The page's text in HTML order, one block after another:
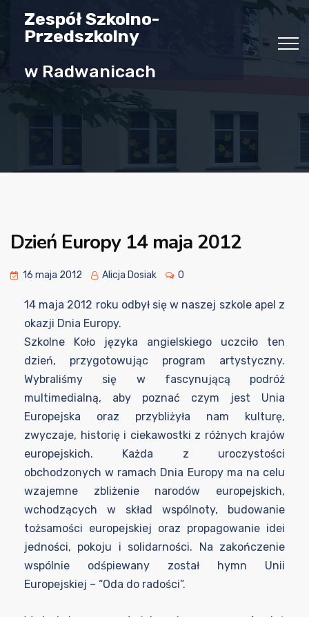
Zespół Szkolno-
Przedszkolny
w Radwanicach
Dzień Europy 14 maja 2012
16 maja 2012 Alicja Dosiak 0
14 maja 2012 roku odbył się w naszej szkole apel z
okazji Dnia Europy.
Szkolne Koło języka angielskiego uczciło ten
dzień, przygotowując program artystyczny.
Wybraliśmy się w fascynującą podróż
multimedialną, aby poznać czym jest Unia
Europejska oraz przybliżyła nam kulturę,
zwyczaje, historię i ciekawostki z różnych krajów
europejskich. Każda z uroczystości
obchodzonych w ramach Dnia Europy ma na celu
wzajemne zbliżenie narodów europejskich,
wchodzących w skład wspólnoty, budowanie
tożsamości europejskiej oraz propagowanie idei
jedności, pokoju i solidarności. Na zakończenie
wspólnie odśpiewany został hymn Unii
Europejskiej – “Oda do radości”.